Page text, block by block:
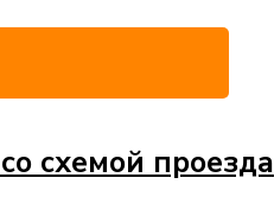
схемой проезда